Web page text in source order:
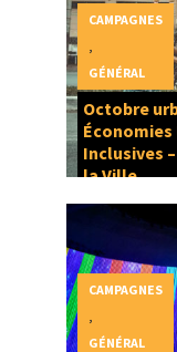
Octobre
Inclusives
la Ville
CAMPAGNES
GÉNÉRAL
CAMPAGNES
GÉNÉRAL